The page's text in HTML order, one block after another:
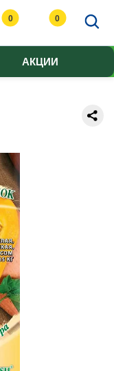
0 0
АКЦИИ